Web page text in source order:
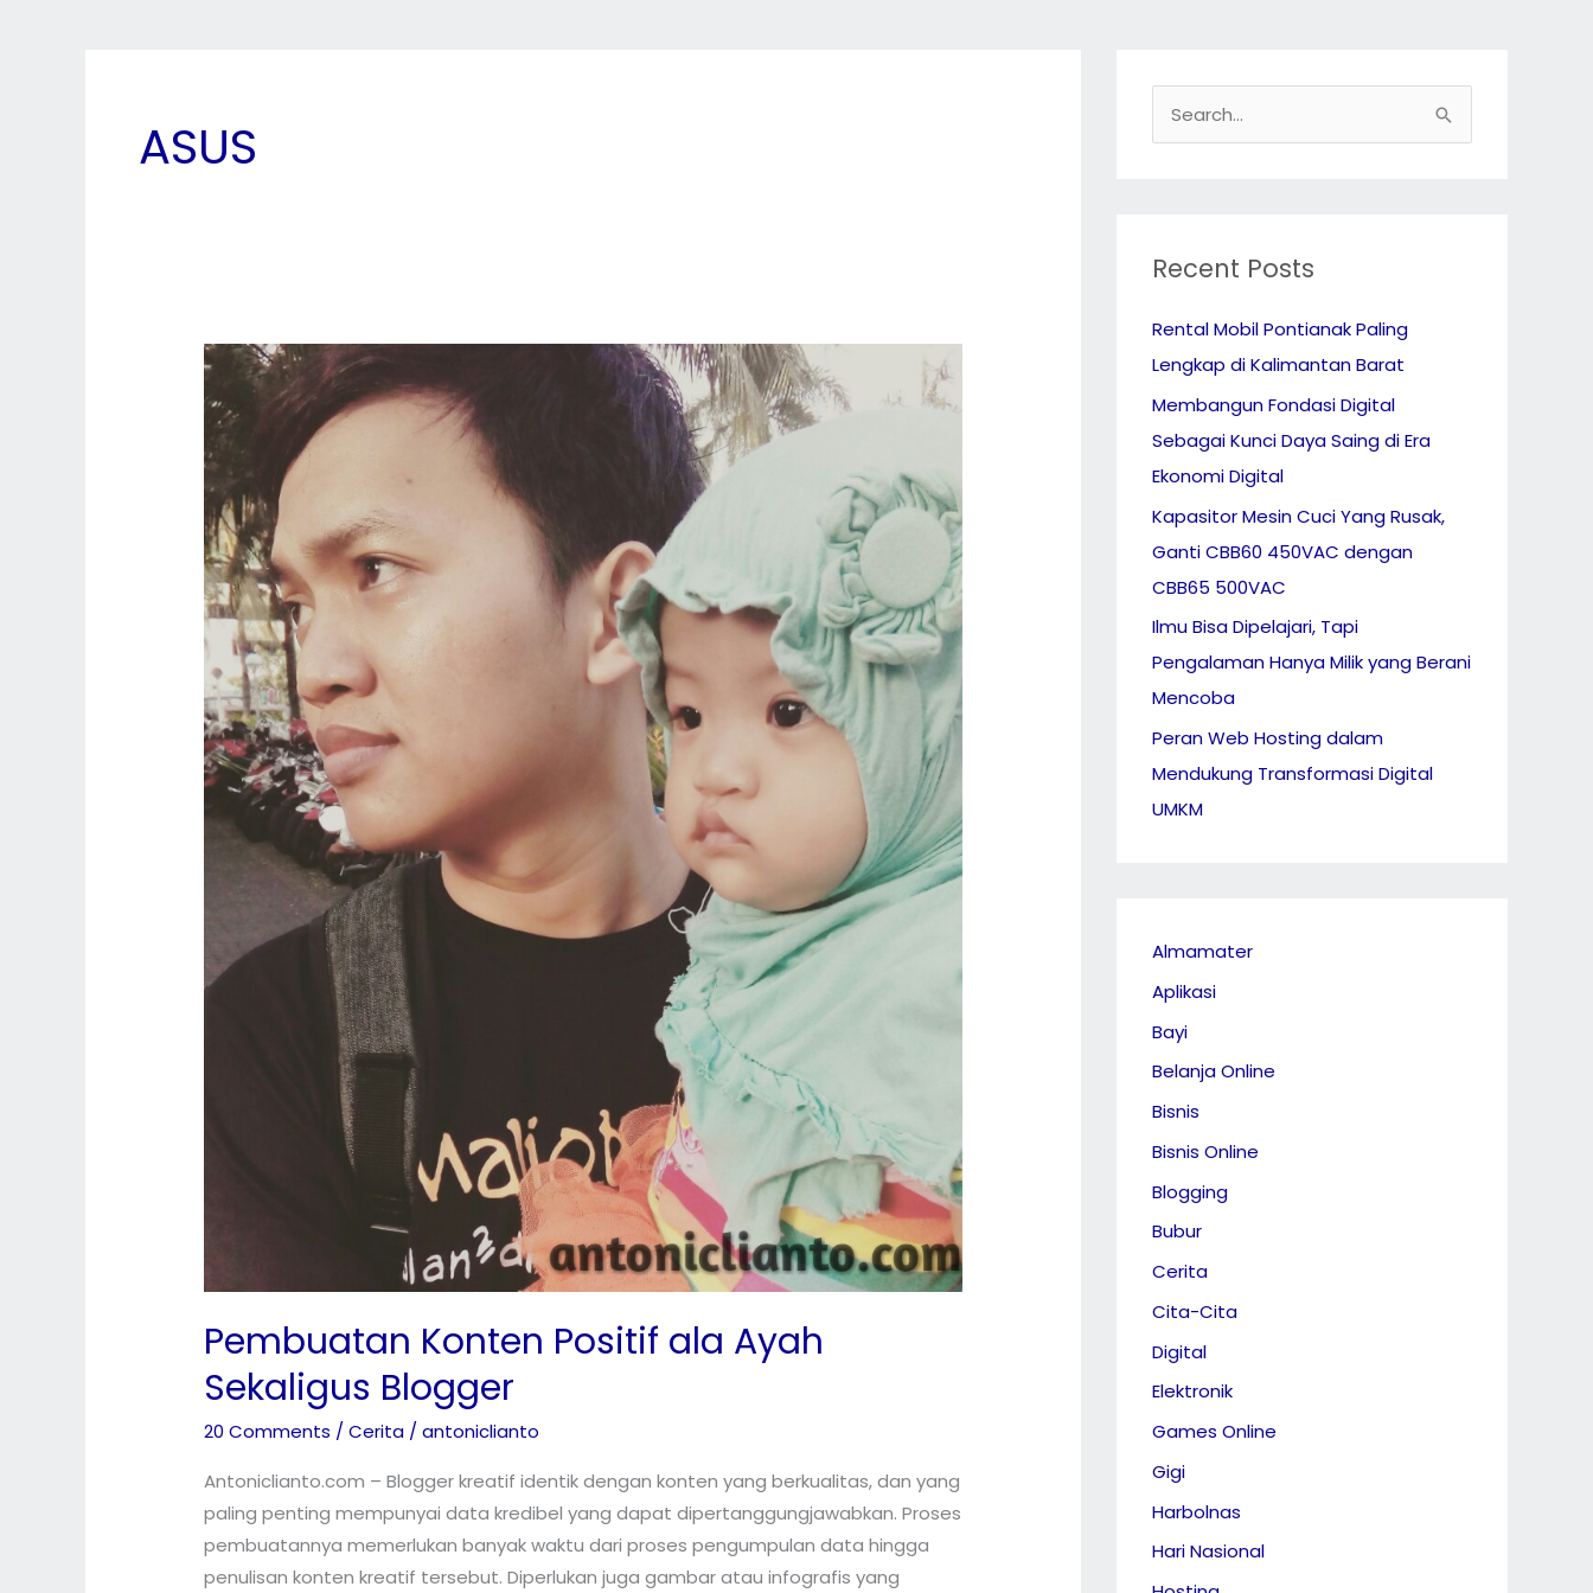
ASUS
Pembuatan Konten Positif ala Ayah
Sekaligus Blogger
20 Comments /Cerita /antoniclianto
Antoniclianto.com – Blogger kreatif identik dengan konten yang berkualitas, dan yang
paling penting mempunyai data kredibel yang dapat dipertanggungjawabkan. Proses
pembuatannya memerlukan banyak waktu dari proses pengumpulan data hingga
penulisan konten kreatif tersebut. Diperlukan juga gambar atau infografis yang
Pembuatan
Konten
Positif
ala
Ayah
Sekaligus
Blogger
c
f
o
r
:
Recent Posts
Rental Mobil Pontianak Paling
Lengkap di Kalimantan Barat
Membangun Fondasi Digital
Sebagai Kunci Daya Saing di Era
Ekonomi Digital
Kapasitor Mesin Cuci Yang Rusak,
Ganti CBB60 450VAC dengan
CBB65 500VAC
Ilmu Bisa Dipelajari, Tapi
Pengalaman Hanya Milik yang Berani
Mencoba
Peran Web Hosting dalam
Mendukung Transformasi Digital
UMKM
Almamater
Aplikasi
Bayi
Belanja Online
Bisnis
Bisnis Online
Blogging
Bubur
Cerita
Cita-Cita
Digital
Elektronik
Games Online
Gigi
Harbolnas
Hari Nasional